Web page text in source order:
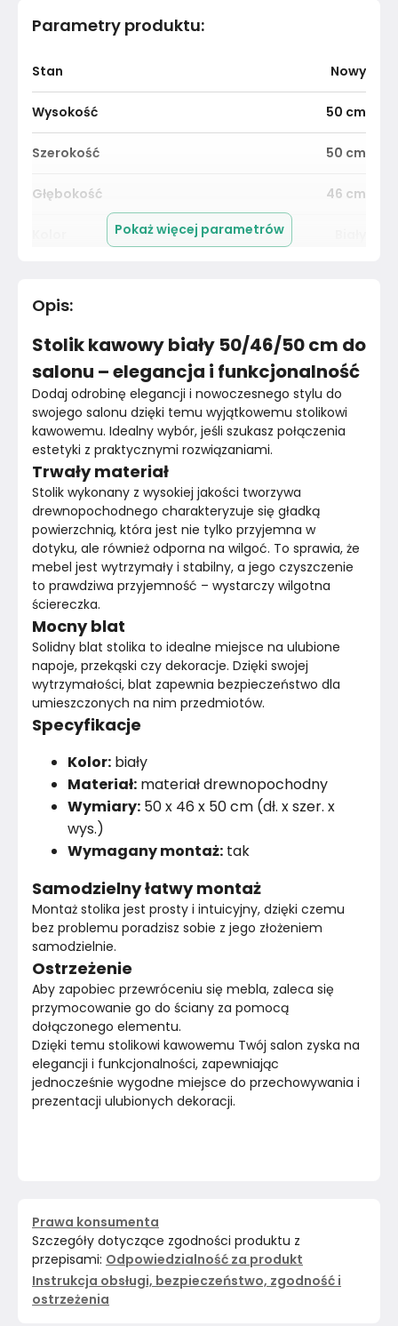
Parametry produktu:
Stan Nowy
Wysokość 50 cm
Szerokość 50 cm
Głębokość 46 cm
Kolor blatu
Kolor nóżek Szary
Marka VidaXL
Montaż
Pokaż więcej parametrów
Opis:
Stolik kawowy biały 50/46/50 cm do
salonu – elegancja i funkcjonalność
Dodaj odrobinę elegancji i nowoczesnego stylu do
swojego salonu dzięki temu wyjątkowemu stolikowi
kawowemu. Idealny wybór, jeśli szukasz połączenia
estetyki z praktycznymi rozwiązaniami.
Trwały materiał
Stolik wykonany z wysokiej jakości tworzywa
drewnopochodnego charakteryzuje się gładką
powierzchnią, która jest nie tylko przyjemna w
dotyku, ale również odporna na wilgoć. To sprawia, że
mebel jest wytrzymały i stabilny, a jego czyszczenie
to prawdziwa przyjemność – wystarczy wilgotna
ściereczka.
Mocny blat
Solidny blat stolika to idealne miejsce na ulubione
napoje, przekąski czy dekoracje. Dzięki swojej
wytrzymałości, blat zapewnia bezpieczeństwo dla
umieszczonych na nim przedmiotów.
Specyfikacje
Kolor: biały
Materiał: materiał drewnopochodny
Wymiary: 50 x 46 x 50 cm (dł. x szer. x
wys.)
Wymagany montaż: tak
Samodzielny łatwy montaż
Montaż stolika jest prosty i intuicyjny, dzięki czemu
bez problemu poradzisz sobie z jego złożeniem
samodzielnie.
Ostrzeżenie
Aby zapobiec przewróceniu się mebla, zaleca się
przymocowanie go do ściany za pomocą
dołączonego elementu.
Dzięki temu stolikowi kawowemu Twój salon zyska na
elegancji i funkcjonalności, zapewniając
jednocześnie wygodne miejsce do przechowywania i
prezentacji ulubionych dekoracji.
Prawa konsumenta
Szczegóły dotyczące zgodności produktu z
przepisami: Odpowiedzialność za produkt
Instrukcja obsługi, bezpieczeństwo, zgodność i
ostrzeżenia